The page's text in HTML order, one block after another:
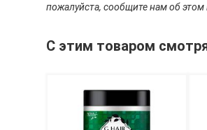
пожалуйста, сообщите нам об
С этим товаром